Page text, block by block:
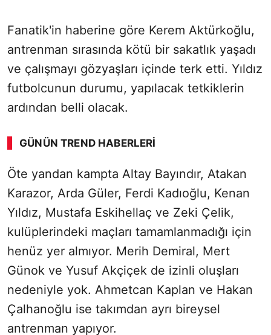
Fanatik'in haberine göre Kerem Aktürkoğlu,
antrenman sırasında kötü bir sakatlık yaşadı
ve çalışmayı gözyaşları içinde terk etti. Yıldız
futbolcunun durumu, yapılacak tetkiklerin
ardından belli olacak.
GÜNÜN TREND HABERLERI
Öte yandan kampta Altay Bayındır, Atakan
Karazor, Arda Güler, Ferdi Kadıoğlu, Kenan
Yıldız, Mustafa Eskihellaç ve Zeki Çelik,
kulüplerindeki maçları tamamlanmadığı için
henüz yer almıyor. Merih Demiral, Mert
Günok ve Yusuf Akçiçek de izinli oluşları
nedeniyle yok. Ahmetcan Kaplan ve Hakan
Çalhanoğlu ise takımdan ayrı bireysel
antrenman yapıyor.